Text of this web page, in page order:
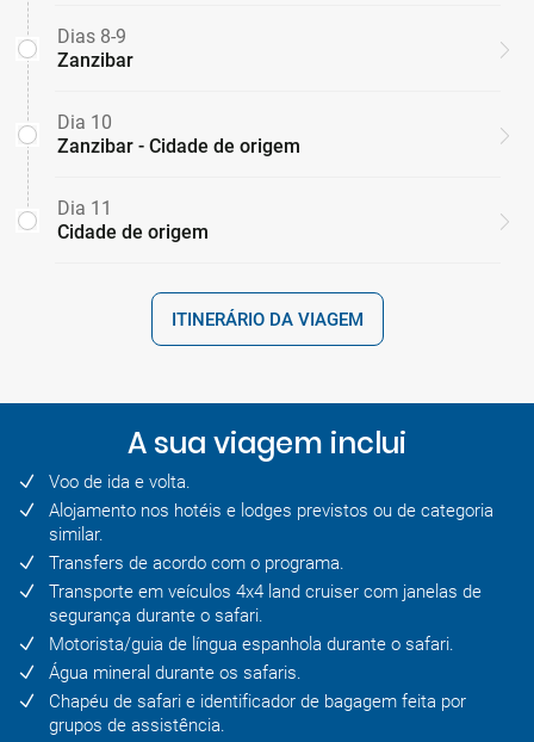
Dias 8-9
Zanzibar
Dia 10
Zanzibar - Cidade de origem
Dia 11
Cidade de origem
ITINERÁRIO DA VIAGEM
A sua viagem inclui
Voo de ida e volta.
Alojamento nos hotéis e lodges previstos ou de categoria
similar.
Transfers de acordo com o programa.
Transporte em veículos 4x4 land cruiser com janelas de
segurança durante o safari.
Motorista/guia de língua espanhola durante o safari.
Água mineral durante os safaris.
Chapéu de safari e identificador de bagagem feita por
grupos de assistência.